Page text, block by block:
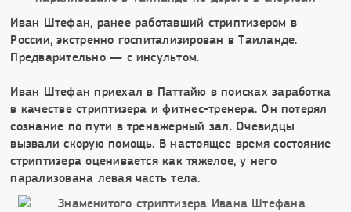
Иван Штефан, ранее работавший стриптизером в
России, экстренно госпитализирован в Таиланде.
Предварительно — с инсультом.
Иван Штефан приехал в Паттайю в поисках заработка
в качестве стриптизера и фитнес-тренера. Он потерял
сознание по пути в тренажерный зал. Очевидцы
вызвали скорую помощь. В настоящее время состояние
стриптизера оценивается как тяжелое, у него
парализована левая часть тела.